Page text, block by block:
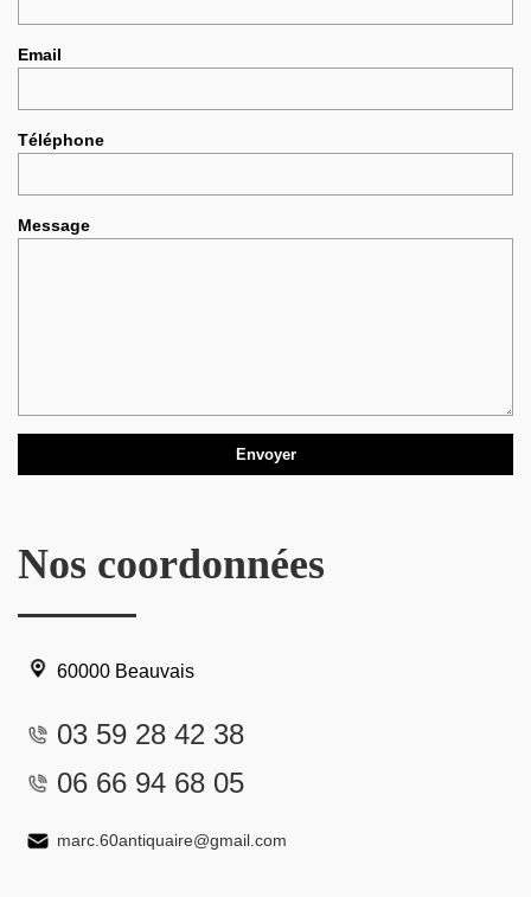
Email
Téléphone
Message
Nos coordonnées
60000 Beauvais
03 59 28 42 38
06 66 94 68 05
marc.60antiquaire@gmail.com